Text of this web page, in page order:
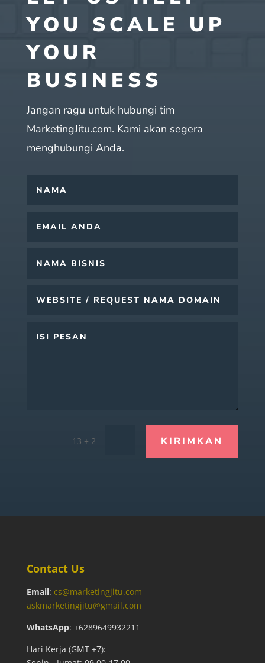
YOU SCALE UP
YOUR
BUSINESS
Jangan ragu untuk hubungi tim
MarketingJitu.com. Kami akan segera
menghubungi Anda.
13 + 2 = KIRIMKAN
Contact Us
Email: cs@marketingjitu.com
askmarketingjitu@gmail.com
WhatsApp: +6289649932211
Hari Kerja (GMT +7):